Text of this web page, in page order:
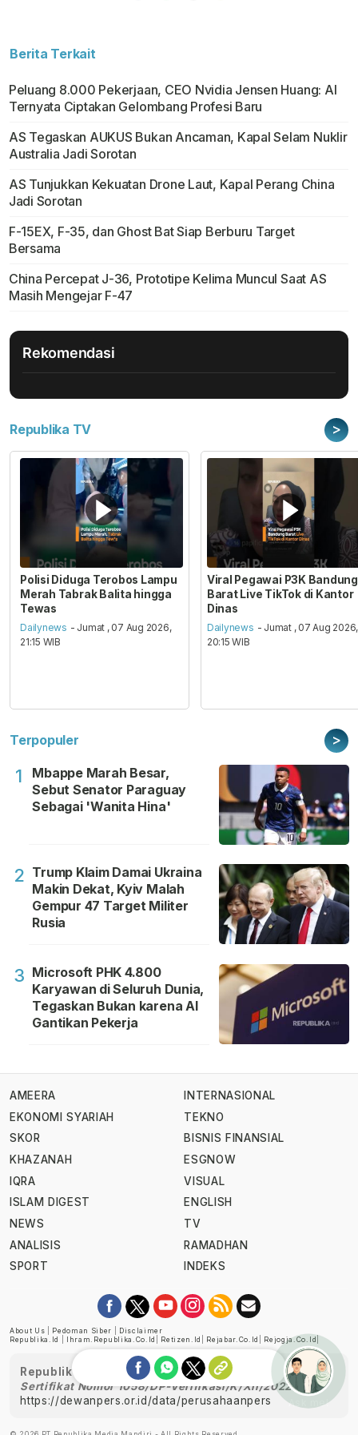
Berita Terkait
Peluang 8.000 Pekerjaan, CEO Nvidia Jensen Huang: AI
Ternyata Ciptakan Gelombang Profesi Baru
AS Tegaskan AUKUS Bukan Ancaman, Kapal Selam Nuklir
Australia Jadi Sorotan
AS Tunjukkan Kekuatan Drone Laut, Kapal Perang China
Jadi Sorotan
F-15EX, F-35, dan Ghost Bat Siap Berburu Target
Bersama
China Percepat J-36, Prototipe Kelima Muncul Saat AS
Masih Mengejar F-47
Rekomendasi
Republika TV >
Polisi Diduga Terobos Lampu
Merah Tabrak Balita hingga
Tewas
Dailynews - Jumat , 07 Aug 2026,
21:15 WIB
Viral Pegawai P3K Bandung
Barat Live TikTok di Kantor
Dinas
Dailynews - Jumat , 07 Aug 2026,
20:15 WIB
Terpopuler >
1
Mbappe Marah Besar,
Sebut Senator Paraguay
Sebagai 'Wanita Hina'
2 Trump Klaim Damai Ukraina
Makin Dekat, Kyiv Malah
Gempur 47 Target Militer
Rusia
3 Microsoft PHK 4.800
Karyawan di Seluruh Dunia,
Tegaskan Bukan karena AI
Gantikan Pekerja
AMEERA
EKONOMI SYARIAH
SKOR
KHAZANAH
IQRA
ISLAM DIGEST
NEWS
ANALISIS
SPORT
INTERNASIONAL
TEKNO
BISNIS FINANSIAL
ESGNOW
VISUAL
ENGLISH
TV
RAMADHAN
INDEKS
About Us Pedoman Siber
Disclaimer
Republika.id
Ihram.republika.co.id Retizen.id Rejabar.co.id Rejogja.co.id
Republika telah diverifikasi oleh Dewan Pers
Sertifikat Nomor 1058/DP-Verifikasi/K/XII/2022
https://dewanpers.or.id/data/perusahaanpers
Ask me!